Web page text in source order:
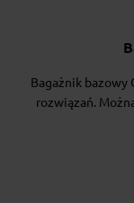
Bagażnik bazowy
rozwiązań.